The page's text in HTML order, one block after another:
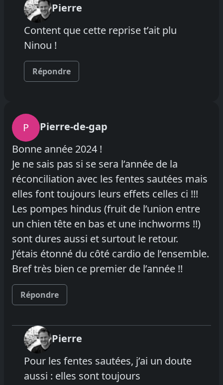
Pierre
Content que cette reprise t’ait plu
Ninou !
Répondre
P
Pierre-de-gap
Bonne année 2024 !
Je ne sais pas si se sera l’année de la
réconciliation avec les fentes sautées mais
elles font toujours leurs effets celles ci !!!
Les pompes hindus (fruit de l’union entre
un chien tête en bas et une inchworms !!)
sont dures aussi et surtout le retour.
J’étais étonné du côté cardio de l’ensemble.
Bref très bien ce premier de l’année !!
Répondre
Pierre
Pour les fentes sautées, j’ai un doute
aussi : elles sont toujours